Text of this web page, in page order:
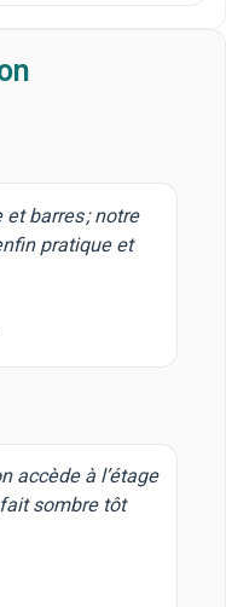
et barres ; notre
pratique et
accède à l’étage
sombre tôt